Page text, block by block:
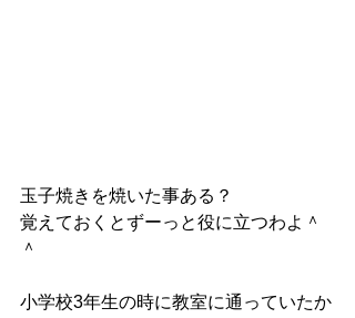
玉子焼きを焼いた事ある？
覚えておくとずーっと役に立つわよ＾
＾
小学校3年生の時に教室に通っていたか